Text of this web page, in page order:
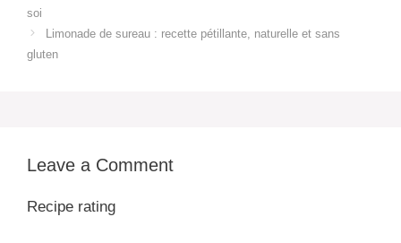
soi
Limonade de sureau : recette pétillante, naturelle et sans
gluten
Leave a Comment
Recipe rating